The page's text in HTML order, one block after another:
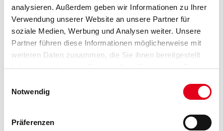
analysieren. Außerdem geben wir Informationen zu Ihrer
Verwendung unserer Website an unsere Partner für
soziale Medien, Werbung und Analysen weiter. Unsere
Partner führen diese Informationen möglicherweise mit
weiteren Daten zusammen, die Sie ihnen bereitgestellt
haben oder die sie im Rahmen Ihrer Nutzung der Dienste
Notwendig
Präferenzen
Umrechnungsfaktoren